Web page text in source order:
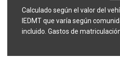
Calculado según el valor del
IEDMT que varía según
incluido. Gastos de